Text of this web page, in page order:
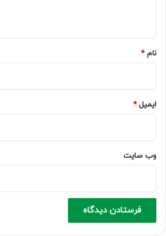
نام*
ایمیل*
وب‌ سایت